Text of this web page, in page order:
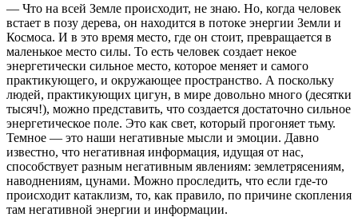
— Что на всей Земле происходит, не знаю. Но, когда человек
встает в позу дерева, он находится в потоке энергии Земли и
Космоса. И в это время место, где он стоит, превращается в
маленькое место силы. То есть человек создает некое
энергетически сильное место, которое меняет и самого
практикующего, и окружающее пространство. А поскольку
людей, практикующих цигун, в мире довольно много (десятки
тысяч!), можно представить, что создается достаточно сильное
энергетическое поле. Это как свет, который прогоняет тьму.
Темное — это наши негативные мысли и эмоции. Давно
известно, что негативная информация, идущая от нас,
способствует разным негативным явлениям: землетрясениям,
наводнениям, цунами. Можно проследить, что если где-то
происходит катаклизм, то, как правило, по причине скопления
там негативной энергии и информации.